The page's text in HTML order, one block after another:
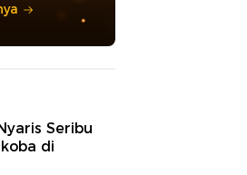
Seribu
di